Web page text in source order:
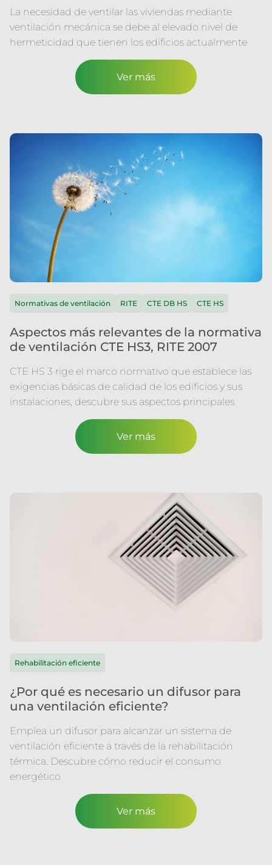
La necesidad de ventilar las viviendas mediante
ventilación mecánica se debe al elevado nivel de
hermeticidad que tienen los edificios actualmente
Ver más
Normativas de ventilación RITE CTE DB HS CTE HS
Aspectos más relevantes de la normativa
de ventilación CTE HS3, RITE 2007
CTE HS 3 rige el marco normativo que establece las
exigencias básicas de calidad de los edificios y sus
instalaciones, descubre sus aspectos principales
Ver más
Rehabilitación eficiente
¿Por qué es necesario un difusor para
una ventilación eficiente?
Emplea un difusor para alcanzar un sistema de
ventilación eficiente a través de la rehabilitación
térmica. Descubre cómo reducir el consumo
energético
Ver más